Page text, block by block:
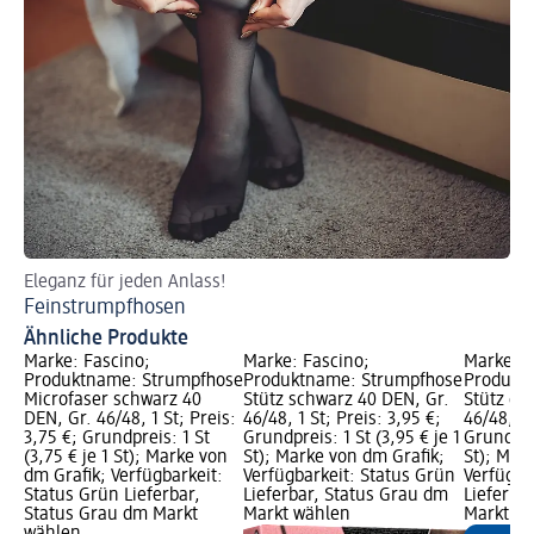
Eleganz für jeden Anlass!
Feinstrumpfhosen
Ähnliche Produkte
Marke: Fascino;
Produktname: Strumpfhose
Microfaser schwarz 40
DEN, Gr. 46/48, 1 St; Preis:
3,75 €; Grundpreis: 1 St
(3,75 € je 1 St); Marke von
dm Grafik; Verfügbarkeit:
Status Grün Lieferbar,
Status Grau dm Markt
Marke: Fascino;
Produktname: Strumpfhose
Stütz schwarz 40 DEN, Gr.
46/48, 1 St; Preis: 3,95 €;
Grundpreis: 1 St (3,95 € je 1
St); Marke von dm Grafik;
Verfügbarkeit: Status Grün
Lieferbar, Status Grau dm
Markt wählen
Marke:
Stütz
46/48, 1
St);
Markt